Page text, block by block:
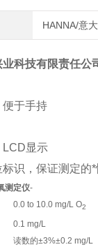
HANNA/意
业科技有限责任公
便于手持
LCD显示
标识，保证测定的*
测定仪-
0.0 to 10.0 mg/L O2
0.1 mg/L
读数的±3%±0.2 mg/L